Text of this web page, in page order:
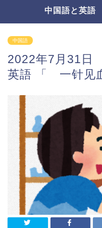
中国語と英語
中国語
2022年7月31日
英語 「 一针见